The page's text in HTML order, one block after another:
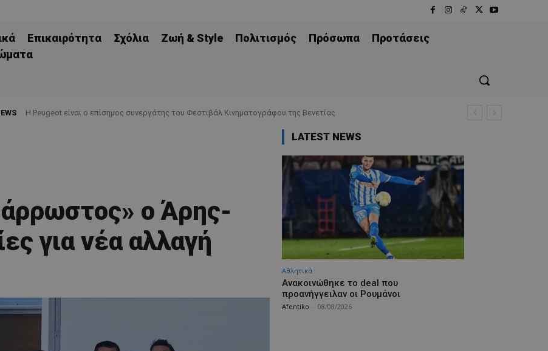
Επικαιρότητα Σχόλια Ζωή & Style Πολιτισμός Πρόσωπα
Προτάσεις
Η Peugeot είναι ο επίσημος συνεργάτης του Φεστιβάλ Κινηματογράφου της Βενετίας
ο Άρης-
για νέα αλλαγή
LATEST NEWS
Αθλητικά
Aνακοινώθηκε το deal που
προανήγγειλαν οι Ρουμάνοι
Afentiko 08/08/2026